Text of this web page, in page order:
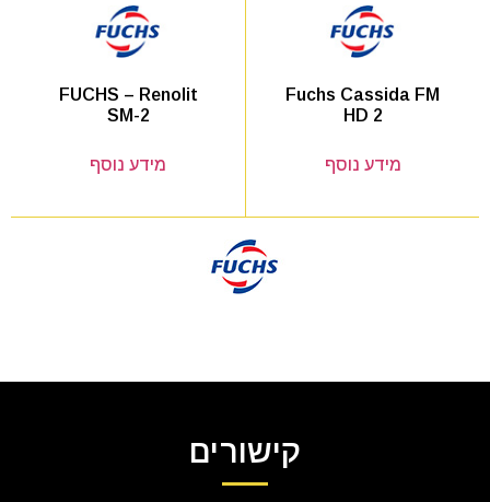
Fuchs Cassida FM
HD 2
מידע נוסף
FUCHS – Renolit
SM-2
מידע נוסף
קישורים